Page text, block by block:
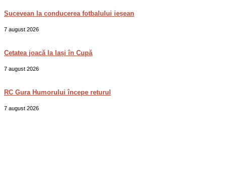
Sucevean la conducerea fotbalului ieșean
7 august 2026
Cetatea joacă la Iași în Cupă
7 august 2026
RC Gura Humorului începe returul
7 august 2026